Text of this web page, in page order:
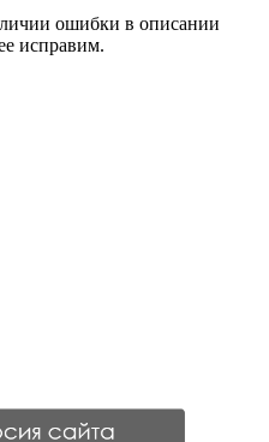
ошибки в описании
исправим.